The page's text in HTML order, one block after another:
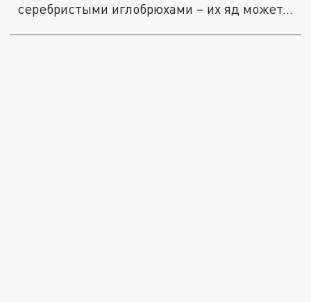
серебристыми иглобрюхами – их яд может...